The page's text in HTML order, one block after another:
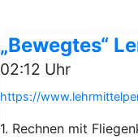
„Bewegtes“
02:12 Uhr
https://
1. Rechnen mit